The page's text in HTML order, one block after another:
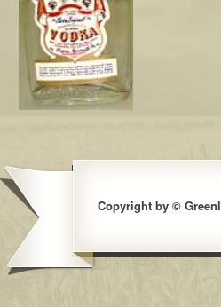
Copyright by ©